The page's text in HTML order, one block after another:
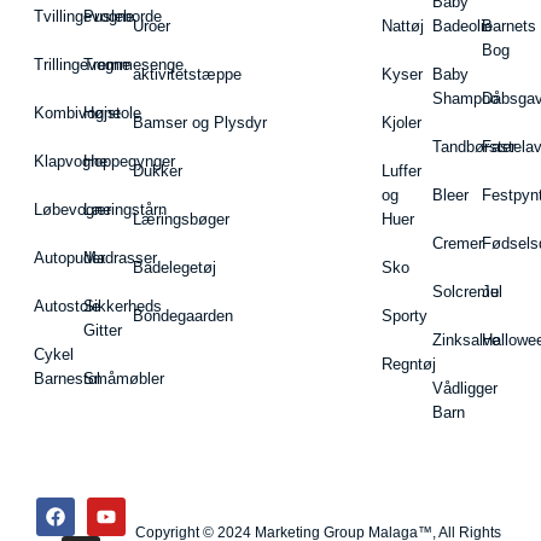
Tvillingevogne
Trillingevogne
Kombivogne
Klapvogne
Løbevogne
Autopuder
Autostole
Cykel
Barnestol
Pusleborde
Tremmesenge
Højstole
Hoppegynger
Læringstårn
Madrasser
Sikkerheds
Gitter
Småmøbler
Uroer
aktivitetstæppe
Bamser og Plysdyr
Dukker
Læringsbøger
Badelegetøj
Bondegaarden
Nattøj
Kyser
Kjoler
Luffer
og
Huer
Sko
Sporty
Regntøj
Badeolie
Baby
Shampoo
Tandbørster
Bleer
Cremer
Solcreme
Zinksalve
Vådligger
Barn
Barnets
Bog
Jul
Copyright © 2024 Marketing Group Malaga™, All Rights